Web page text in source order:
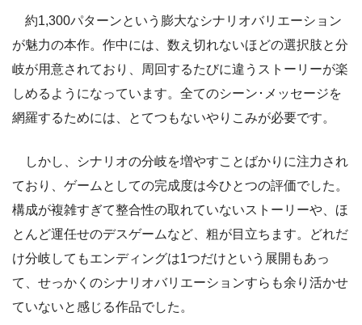
約1,300パターンという膨大なシナリオバリエーション
が魅力の本作。作中には、数え切れないほどの選択肢と分
岐が用意されており、周回するたびに違うストーリーが楽
しめるようになっています。全てのシーン･メッセージを
網羅するためには、とてつもないやりこみが必要です。
しかし、シナリオの分岐を増やすことばかりに注力され
ており、ゲームとしての完成度は今ひとつの評価でした。
構成が複雑すぎて整合性の取れていないストーリーや、ほ
とんど運任せのデスゲームなど、粗が目立ちます。どれだ
け分岐してもエンディングは1つだけという展開もあっ
て、せっかくのシナリオバリエーションすらも余り活かせ
ていないと感じる作品でした。